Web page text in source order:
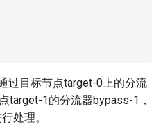
过目标节点target-0上的分流
target-1的分流器bypass-1，
处理。